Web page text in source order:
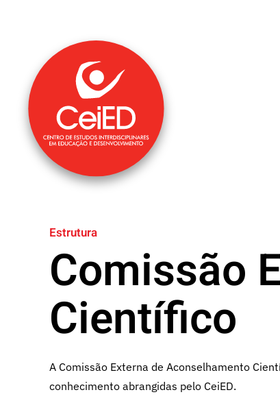
Saltar para o conteúdo principal
Estrutura
Comissão
Científico
A Comissão Externa de Aconselhamento
conhecimento abrangidas pelo CeiED.